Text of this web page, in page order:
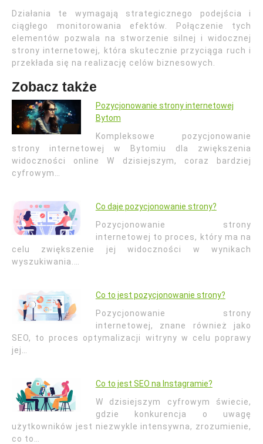
Działania te wymagają strategicznego podejścia i
ciągłego monitorowania efektów. Połączenie tych
elementów pozwala na stworzenie silnej i widocznej
strony internetowej, która skutecznie przyciąga ruch i
przekłada się na realizację celów biznesowych.
Zobacz także
Pozycjonowanie strony internetowej
Bytom
Kompleksowe pozycjonowanie
strony internetowej w Bytomiu dla zwiększenia
widoczności online W dzisiejszym, coraz bardziej
cyfrowym…
Co daje pozycjonowanie strony?
Pozycjonowanie strony
internetowej to proces, który ma na
celu zwiększenie jej widoczności w wynikach
wyszukiwania.…
Co to jest pozycjonowanie strony?
Pozycjonowanie strony
internetowej, znane również jako
SEO, to proces optymalizacji witryny w celu poprawy
jej…
Co to jest SEO na Instagramie?
W dzisiejszym cyfrowym świecie,
gdzie konkurencja o uwagę
użytkowników jest niezwykle intensywna, zrozumienie,
co to…